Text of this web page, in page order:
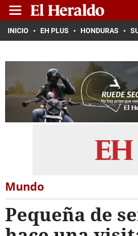
INICIO EH PLUS HONDURAS
Mundo
Pequeña de